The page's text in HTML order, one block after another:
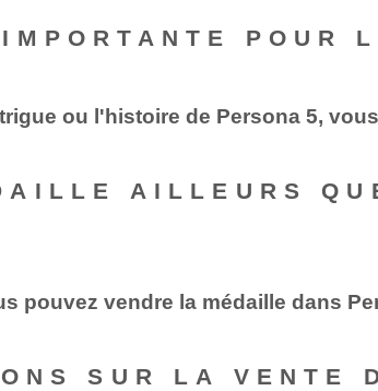
POUR
ou l'histoire de Persona 5,
AILLEURS
pouvez vendre la médaille dans
SUR LA VENTE